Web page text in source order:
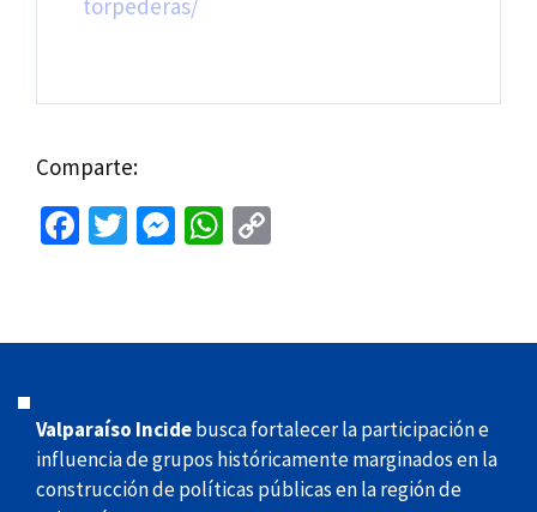
torpederas/
Comparte:
Fa
o
k
T
er
M
n
r
W
sA
p
y
n
k
Valparaíso Incidebusca fortalecer la participación e
influencia de grupos históricamente marginados en la
construcción de políticas públicas en la región de